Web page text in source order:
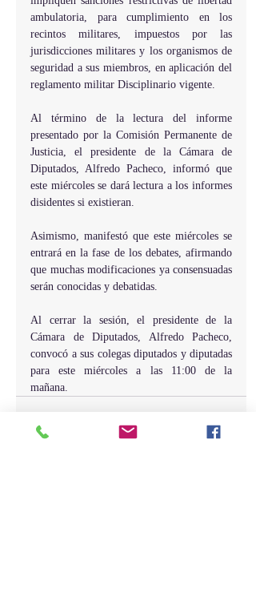
ambulatoria, para cumplimiento en los
recintos militares, impuestos por las
jurisdicciones militares y los organismos de
seguridad a sus miembros, en aplicación del
reglamento militar Disciplinario vigente.
Al término de la lectura del informe
presentado por la Comisión Permanente de
Justicia, el presidente de la Cámara de
Diputados, Alfredo Pacheco, informó que
este miércoles se dará lectura a los informes
disidentes si existieran.
Asimismo, manifestó que este miércoles se
entrará en la fase de los debates, afirmando
que muchas modificaciones ya consensuadas
serán conocidas y debatidas.
Al cerrar la sesión, el presidente de la
Cámara de Diputados, Alfredo Pacheco,
convocó a sus colegas diputados y diputadas
para este miércoles a las 11:00 de la
mañana.